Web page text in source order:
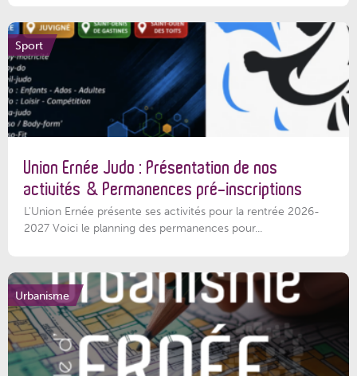
Sport
Union Ernée Judo : Présentation de nos
activités & Permanences pré-inscriptions
L'Union Ernée présente ses activités pour la rentrée 2026-
2027 Voici le planning des permanences pour...
Urbanisme